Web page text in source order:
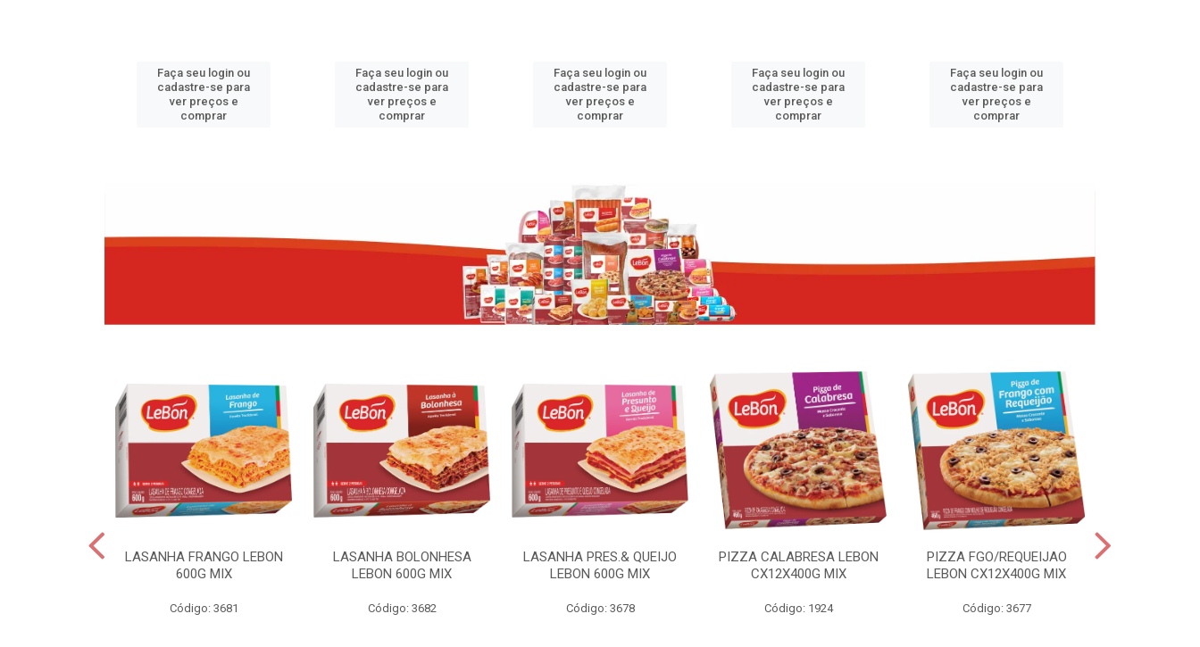
Faça seu login ou
cadastre-se para
ver preços e
comprar
Faça seu login ou
cadastre-se para
ver preços e
comprar
Faça seu login ou
cadastre-se para
ver preços e
comprar
Faça seu login ou
cadastre-se para
ver preços e
comprar
Faça seu login ou
cadastre-se para
ver preços e
comprar
LASANHA FRANGO LEBON
600G MIX
Código: 3681
LASANHA BOLONHESA
LEBON 600G MIX
Código: 3682
LASANHA PRES.& QUEIJO
LEBON 600G MIX
Código: 3678
PIZZA CALABRESA LEBON
CX12X400G MIX
Código: 1924
PIZZA FGO/REQUEIJAO
LEBON CX12X400G MIX
Código: 3677